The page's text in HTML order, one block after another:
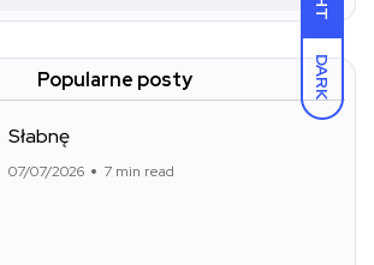
DARK
Popularne posty
Słabnę
07/07/2026 7 min read